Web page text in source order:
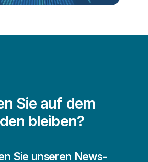
Sie auf dem
bleiben?
Sie unseren News-